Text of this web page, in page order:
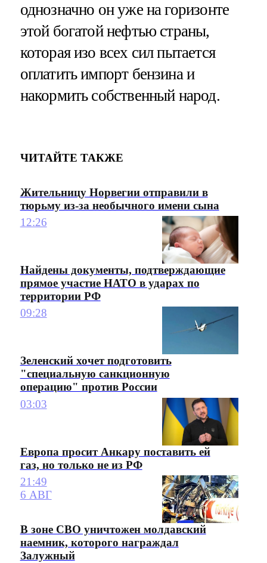
однозначно он уже на горизонте
этой богатой нефтью страны,
которая изо всех сил пытается
оплатить импорт бензина и
накормить собственный народ.
ЧИТАЙТЕ ТАКЖЕ
Жительницу Норвегии отправили в
тюрьму из-за необычного имени сына
12:26
Найдены документы, подтверждающие
прямое участие НАТО в ударах по
территории РФ
09:28
Зеленский хочет подготовить
"специальную санкционную
операцию" против России
03:03
Европа просит Анкару поставить ей
газ, но только не из РФ
21:49
6 АВГ
В зоне СВО уничтожен молдавский
наемник, которого награждал
Залужный